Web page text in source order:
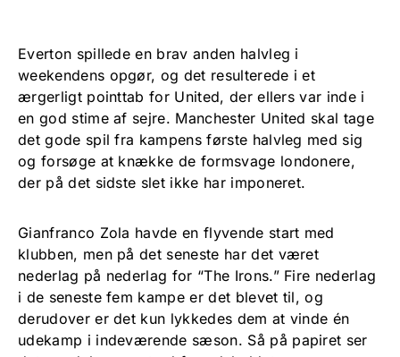
Everton spillede en brav anden halvleg i
weekendens opgør, og det resulterede i et
ærgerligt pointtab for United, der ellers var inde i
en god stime af sejre. Manchester United skal tage
det gode spil fra kampens første halvleg med sig
og forsøge at knække de formsvage londonere,
der på det sidste slet ikke har imponeret.
Gianfranco Zola havde en flyvende start med
klubben, men på det seneste har det været
nederlag på nederlag for “The Irons.” Fire nederlag
i de seneste fem kampe er det blevet til, og
derudover er det kun lykkedes dem at vinde én
udekamp i indeværende sæson. Så på papiret ser